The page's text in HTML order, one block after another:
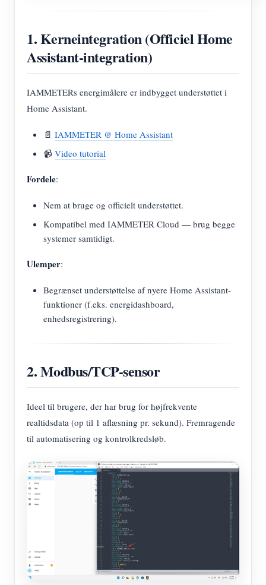
1. Kerneintegration (Officiel Home
Assistant-integration)
IAMMETERs energimålere er indbygget understøttet i
Home Assistant.
📄 IAMMETER @ Home Assistant
📹 Video tutorial
Fordele:
Nem at bruge og officielt understøttet.
Kompatibel med IAMMETER Cloud — brug begge
systemer samtidigt.
Ulemper:
Begrænset understøttelse af nyere Home Assistant-
funktioner (f.eks. energidashboard,
enhedsregistrering).
2. Modbus/TCP-sensor
Ideel til brugere, der har brug for højfrekvente
realtidsdata (op til 1 aflæsning pr. sekund). Fremragende
til automatisering og kontrolkredsløb.